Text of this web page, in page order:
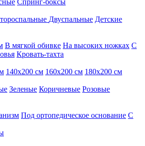
Спринг-боксы
Двуспальные Детские
В мягкой обивке На высоких ножках С
Кровать-тахта
140х200 см 160х200 см 180х200 см
Зеленые Коричневые Розовые
Под ортопедическое основание С